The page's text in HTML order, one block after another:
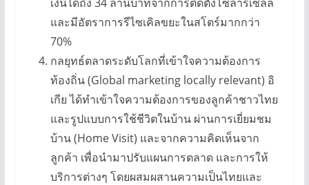
และมีอัตราการรีไซเคิลขยะในสโตร์มากกว่า
70%
กลยุทธ์ตลาดระดับโลกที่เข้าใจความต้องการ
ท้องถิ่น (Global marketing locally relevant) อิ
เกีย ได้ทำเข้าใจความต้องการของลูกค้าชาวไทย
และรูปแบบการใช้ชีวิตในบ้าน ผ่านการเยี่ยมชม
บ้าน (Home Visit) และจากความคิดเห็นจาก
ลูกค้า เพื่อนำมาปรับแผนการตลาด และการให้
บริการต่างๆ โดยผสมผสานความเป็นไทยและ